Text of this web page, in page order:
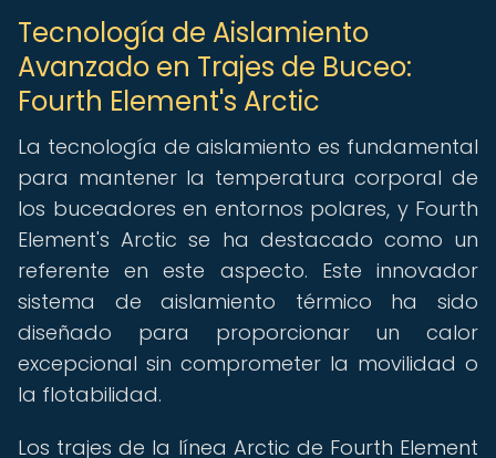
Tecnología de Aislamiento
Avanzado en Trajes de Buceo:
Fourth Element's Arctic
La tecnología de aislamiento es fundamental
para mantener la temperatura corporal de
los buceadores en entornos polares, y Fourth
Element's Arctic se ha destacado como un
referente en este aspecto. Este innovador
sistema de aislamiento térmico ha sido
diseñado para proporcionar un calor
excepcional sin comprometer la movilidad o
la flotabilidad.
Los trajes de la línea Arctic de Fourth Element